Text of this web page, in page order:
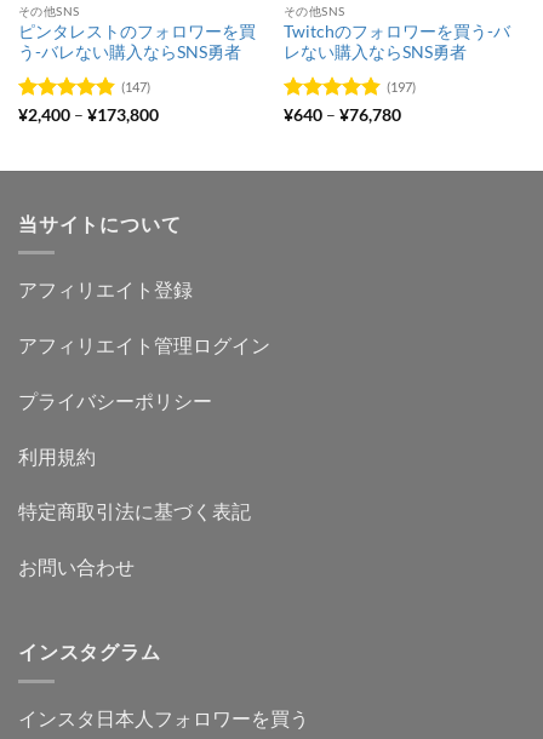
その他SNS
ピンタレストのフォロワーを買
う-バレない購入ならSNS勇者
5段階中
(147)
¥2,400 – ¥173,800価
–
その他SNS
Twitchのフォロワーを買う-バ
レない購入ならSNS勇者
5段階中
(197)
¥640 – ¥76,780価
–
当サイトについて
アフィリエイト登録
アフィリエイト管理ログイン
プライバシーポリシー
利用規約
特定商取引法に基づく表記
お問い合わせ
インスタグラム
インスタ日本人フォロワーを買う